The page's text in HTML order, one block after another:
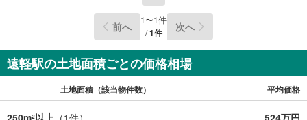
前へ 1〜1件
/1件 次へ
遠軽駅の土地面積ごとの価格相場
土地面積（該当物件数） 平均価格
250m2以上 （1件） 524万円